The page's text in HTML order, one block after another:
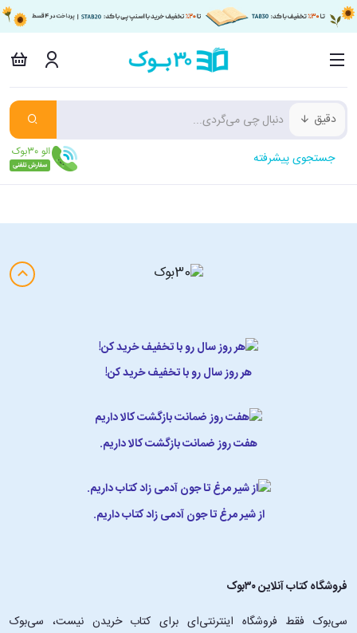
دقیق
جستجوی پیشرفته
هر روز سال رو با تخفیف خرید کن!
هفت روز ضمانت بازگشت کالا داریم.
از شیر مرغ تا جون آدمی زاد کتاب داریم.
فروشگاه کتاب آنلاین ۳۰بوک
سی‌بوک فقط فروشگاه اینترنتی‌ای برای کتاب خریدن نیست، سی‌بوک